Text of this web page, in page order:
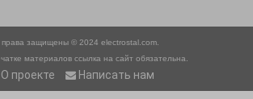
права защищены © 2024 electrostal.com.
материалов ссылка на сайт обязательна.
О проекте Написать нам